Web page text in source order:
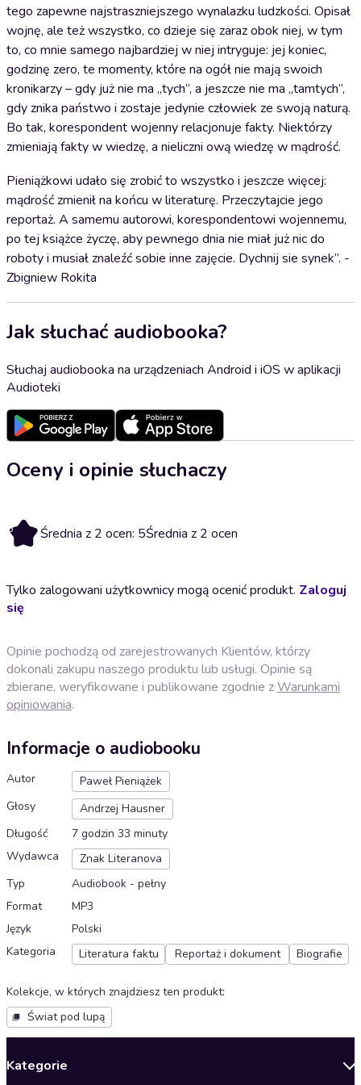
tego zapewne najstraszniejszego wynalazku ludzkości. Opisał
wojnę, ale też wszystko, co dzieje się zaraz obok niej, w tym
to, co mnie samego najbardziej w niej intryguje: jej koniec,
godzinę zero, te momenty, które na ogół nie mają swoich
kronikarzy – gdy już nie ma „tych”, a jeszcze nie ma „tamtych”,
gdy znika państwo i zostaje jedynie człowiek ze swoją naturą.
Bo tak, korespondent wojenny relacjonuje fakty. Niektórzy
zmieniają fakty w wiedzę, a nieliczni ową wiedzę w mądrość.
Pieniążkowi udało się zrobić to wszystko i jeszcze więcej:
mądrość zmienił na końcu w literaturę. Przeczytajcie jego
reportaż. A samemu autorowi, korespondentowi wojennemu,
po tej książce życzę, aby pewnego dnia nie miał już nic do
roboty i musiał znaleźć sobie inne zajęcie. Dychnij sie synek”. -
Zbigniew Rokita
Jak słuchać audiobooka?
Słuchaj audiobooka na urządzeniach Android i iOS w aplikacji
Audioteki
Oceny i opinie słuchaczy
5 Średnia z 2 ocen: 5Średnia z 2 ocen
Tylko zalogowani użytkownicy mogą ocenić produkt. Zaloguj
się
Opinie pochodzą od zarejestrowanych Klientów, którzy
dokonali zakupu naszego produktu lub usługi. Opinie są
zbierane, weryfikowane i publikowane zgodnie zWarunkami
opiniowania.
Informacje o audiobooku
Autor
Paweł Pieniążek
Głosy
Andrzej Hausner
Długość
7 godzin 33 minuty
Wydawca
Znak Literanova
Typ
Audiobook - pełny
Format
MP3
Język
Polski
Kategoria
Literatura faktu Reportaż i dokument Biografie
Kolekcje, w których znajdziesz ten produkt:
Świat pod lupą
Kategorie